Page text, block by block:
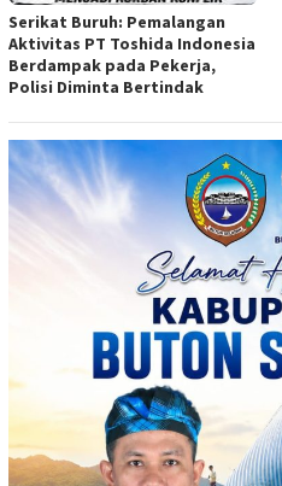
Serikat Buruh: Pemalangan
Aktivitas PT Toshida Indonesia
Berdampak pada Pekerja,
Polisi Diminta Bertindak